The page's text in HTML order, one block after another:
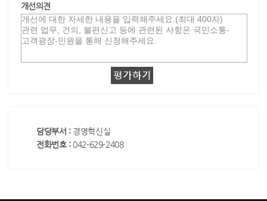
개선의견
담당부서 : 경영혁신실
전화번호 : 042-629-2408